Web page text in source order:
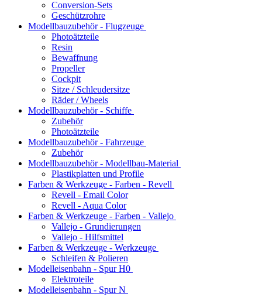
Conversion-Sets
Geschützrohre
Modellbauzubehör - Flugzeuge
Photoätzteile
Resin
Bewaffnung
Propeller
Cockpit
Sitze / Schleudersitze
Räder / Wheels
Modellbauzubehör - Schiffe
Zubehör
Photoätzteile
Modellbauzubehör - Fahrzeuge
Zubehör
Modellbauzubehör - Modellbau-Material
Plastikplatten und Profile
Farben & Werkzeuge - Farben - Revell
Revell - Email Color
Revell - Aqua Color
Farben & Werkzeuge - Farben - Vallejo
Vallejo - Grundierungen
Vallejo - Hilfsmittel
Farben & Werkzeuge - Werkzeuge
Schleifen & Polieren
Modelleisenbahn - Spur H0
Elektroteile
Modelleisenbahn - Spur N